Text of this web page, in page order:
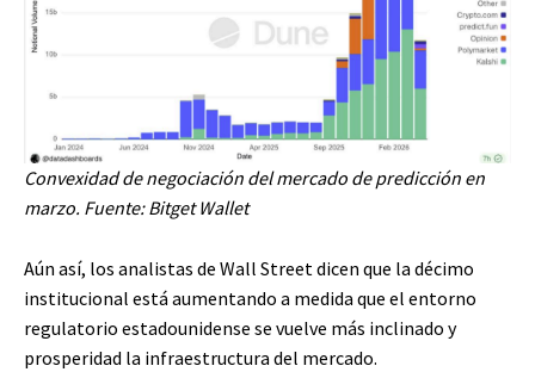
Convexidad de negociación del mercado de predicción en
marzo. Fuente: Bitget Wallet
Aún así, los analistas de Wall Street dicen que la décimo
institucional está aumentando a medida que el entorno
regulatorio estadounidense se vuelve más inclinado y
prosperidad la infraestructura del mercado.